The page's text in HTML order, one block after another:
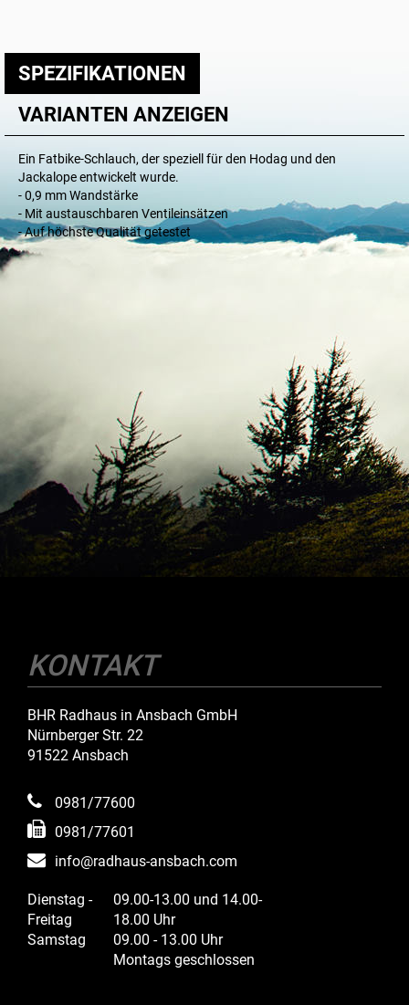
SPEZIFIKATIONEN
VARIANTEN ANZEIGEN
Ein Fatbike-Schlauch, der speziell für den Hodag und den
Jackalope entwickelt wurde.
- 0,9 mm Wandstärke
- Mit austauschbaren Ventileinsätzen
- Auf höchste Qualität getestet
KONTAKT
BHR Radhaus in Ansbach GmbH
Nürnberger Str. 22
91522 Ansbach
0981/77600
0981/77601
info@radhaus-ansbach.com
Dienstag -
Freitag
09.00-13.00 und 14.00-
18.00 Uhr
Samstag
09.00 - 13.00 Uhr
Montags geschlossen